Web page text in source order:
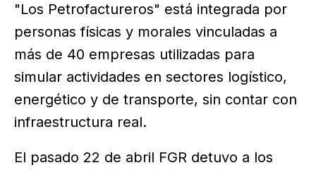
"Los Petrofactureros" está integrada por
personas físicas y morales vinculadas a
más de 40 empresas utilizadas para
simular actividades en sectores logístico,
energético y de transporte, sin contar con
infraestructura real.
El pasado 22 de abril FGR detuvo a los